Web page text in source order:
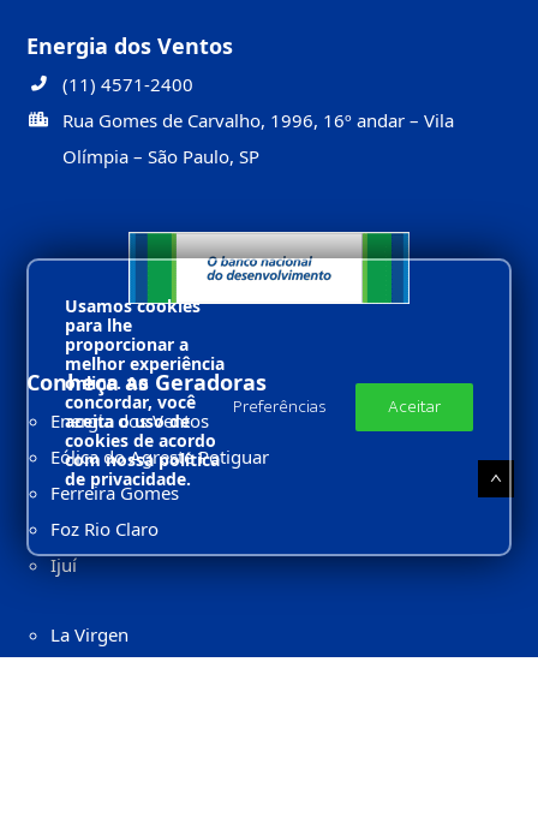
Energia dos Ventos
(11) 4571-2400
Rua Gomes de Carvalho, 1996, 16º andar – Vila
Olímpia – São Paulo, SP
Conheça as Geradoras
Energia dos Ventos
Eólica do Agreste Potiguar
Ferreira Gomes
Foz Rio Claro
Ijuí
La Virgen
Usamos cookies
para lhe
proporcionar a
melhor experiência
online. Ao
concordar, você
aceita o uso de
cookies de acordo
com nossa política
de privacidade.
Preferências Aceitar